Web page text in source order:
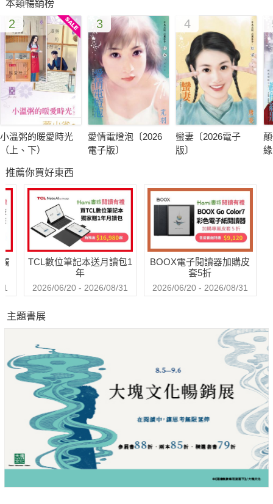
本類暢銷榜
2
小溫粥的暖愛時光
（上、下）
3
愛情電燈泡〔2026
電子版〕
4
蠻妻〔2026電子
版〕
推薦你買好東西
TCL數位筆記本送月讀包1
年
2026/06/20 - 2026/08/31
BOOX電子閱讀器加購皮
套5折
2026/06/20 - 2026/08/31
主題書展